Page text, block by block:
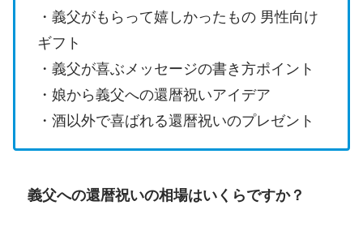
・義父がもらって嬉しかったもの 男性向け
ギフト
・義父が喜ぶメッセージの書き方ポイント
・娘から義父への還暦祝いアイデア
・酒以外で喜ばれる還暦祝いのプレゼント
義父への還暦祝いの相場はいくらですか？